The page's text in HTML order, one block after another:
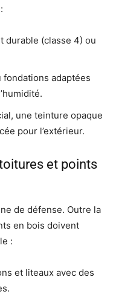
durable (classe 4) ou
fondations adaptées
une teinture opaque
pour l’extérieur.
et points
de défense. Outre la
en bois doivent
:
et liteaux avec des